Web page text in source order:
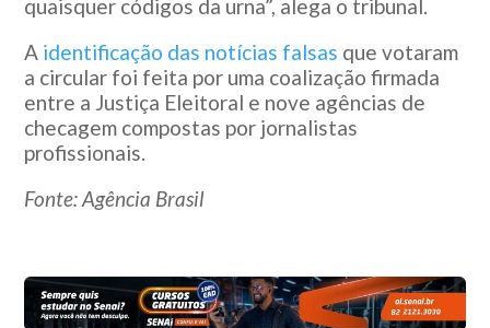
quaisquer códigos da urna”, alega o tribunal.
A identificação das notícias falsas que votaram
a circular foi feita por uma coalização firmada
entre a Justiça Eleitoral e nove agências de
checagem compostas por jornalistas
profissionais.
Fonte: Agência Brasil